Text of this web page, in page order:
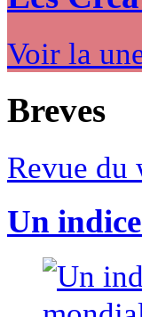
Voir la
Breves
Revue du
Un